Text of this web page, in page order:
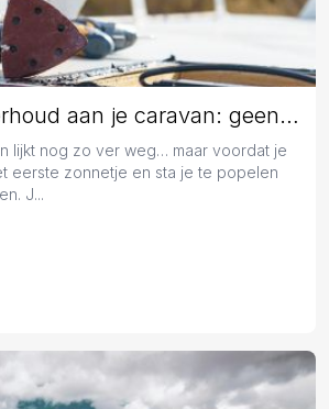
Jaarlijks onderhoud aan je caravan: geen overbodige luxe
lijkt nog zo ver weg… maar voordat je
eerste zonnetje en sta je te popelen
J...